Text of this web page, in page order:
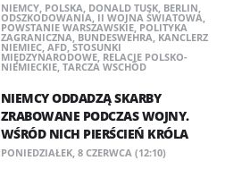
NIEMCY, POLSKA, DONALD TUSK, BERLIN,
ODSZKODOWANIA, II WOJNA ŚWIATOWA,
POWSTANIE WARSZAWSKIE, POLITYKA
ZAGRANICZNA, BUNDESWEHRA, KANCLERZ
NIEMIEC, AFD, STOSUNKI
MIĘDZYNARODOWE, RELACJE POLSKO-
NIEMIECKIE, TARCZA WSCHÓD
NIEMCY ODDADZĄ SKARBY
ZRABOWANE PODCZAS WOJNY.
WŚRÓD NICH PIERŚCIEŃ KRÓLA
PONIEDZIAŁEK, 8 CZERWCA (12:10)